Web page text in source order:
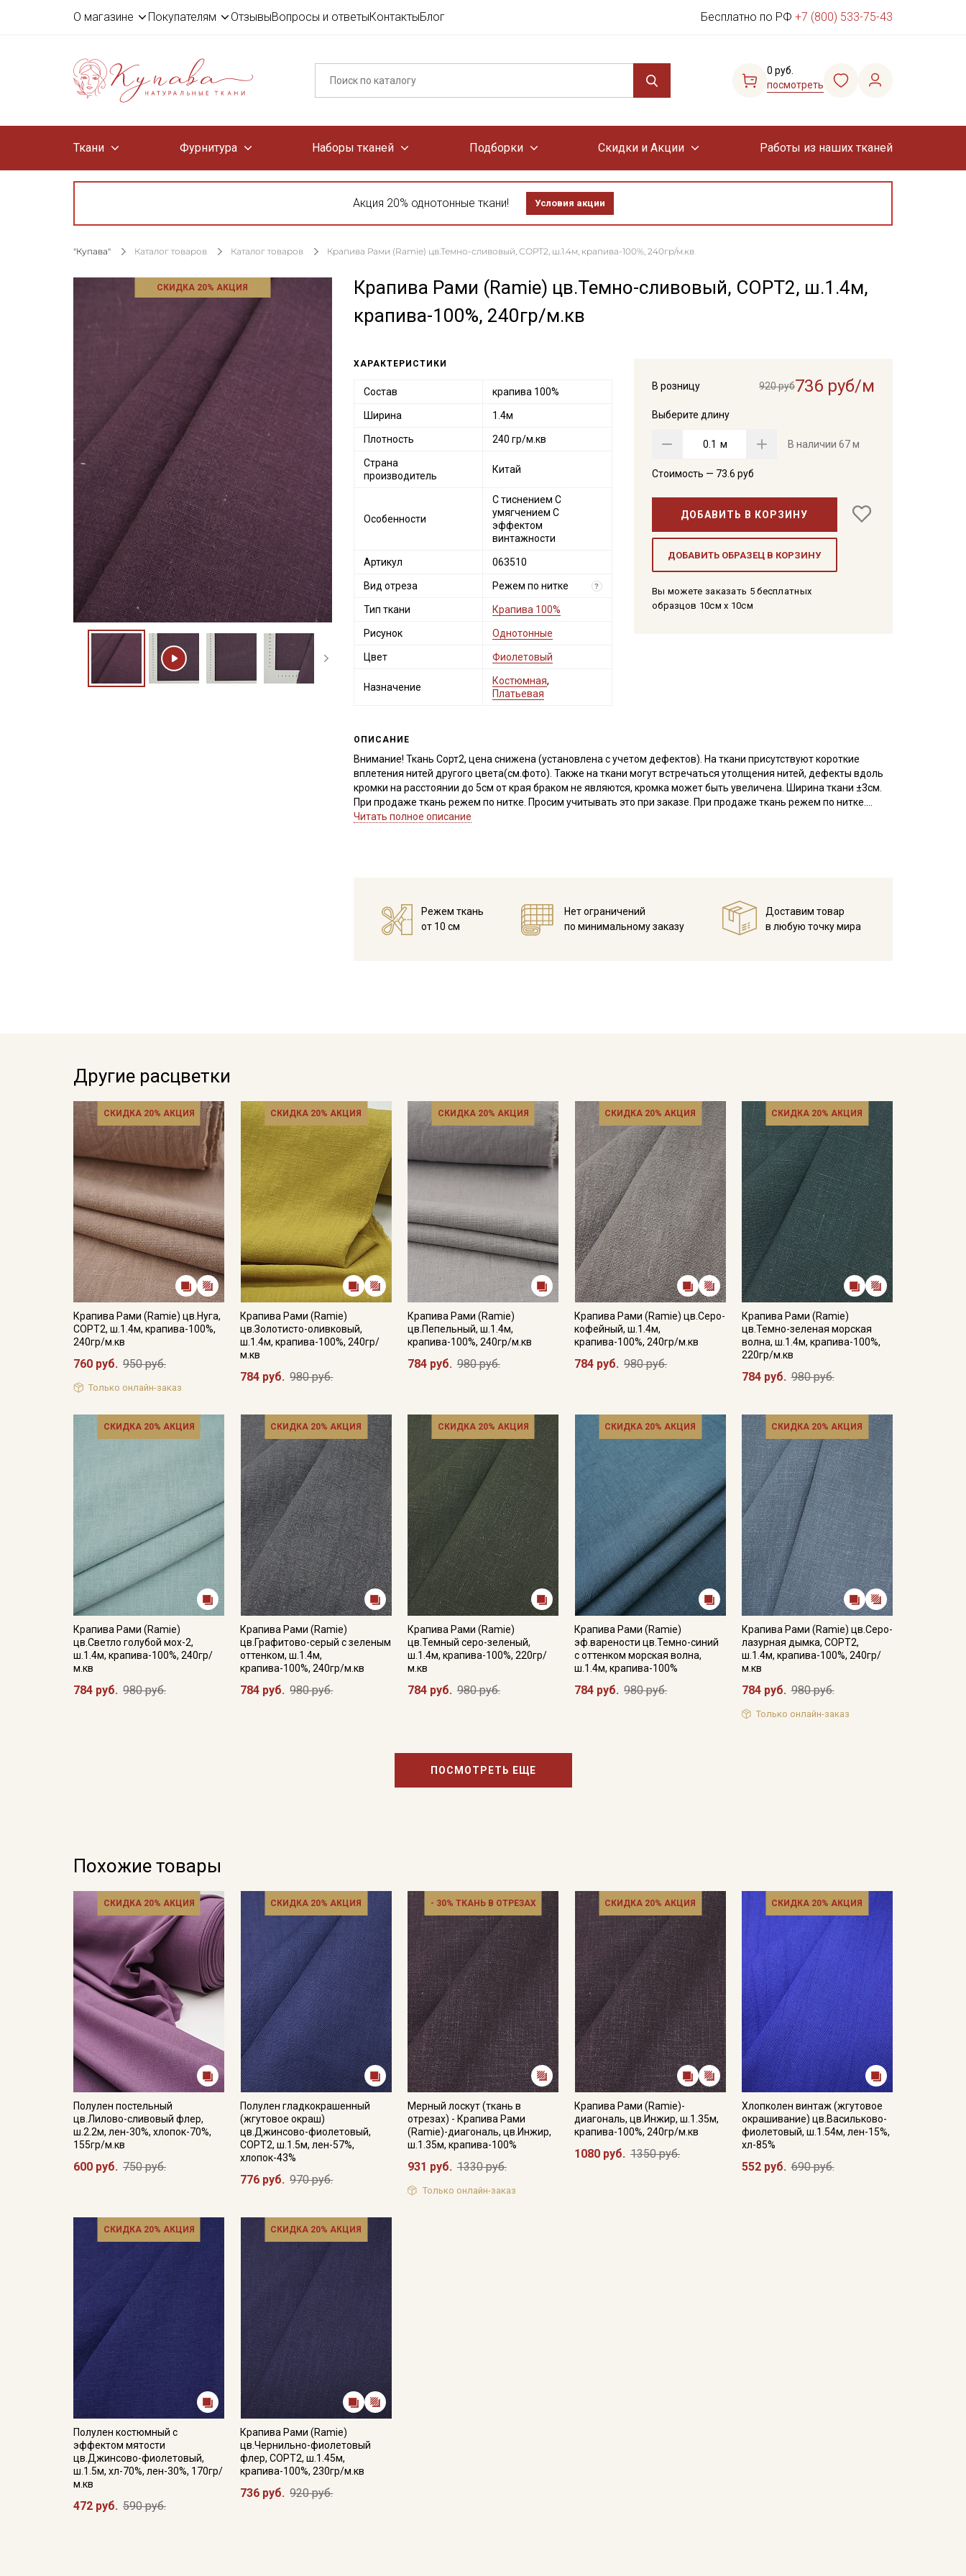
О магазине Покупателям ОтзывыВопросы и ответыКонтактыБлог Бесплатно по РФ +7 (800) 533-75-43
0 руб.
посмотреть
Ткани Фурнитура Наборы тканей Подборки Скидки и Акции Работы из наших тканей
Акция 20% однотонные ткани! Условия акции
"Купава" Каталог товаров Каталог товаров Крапива Рами (Ramie) цв.Темно-сливовый, СОРТ2, ш.1.4м, крапива-100%, 240гр/м.кв
СКИДКА 20% АКЦИЯ
Крапива Рами (Ramie) цв.Темно-сливовый, СОРТ2, ш.1.4м,
крапива-100%, 240гр/м.кв
В розницу 920 руб736 руб/м
Выберите длину
м В наличии 67 м
Стоимость — 73.6 руб
ДОБАВИТЬ В КОРЗИНУ
ДОБАВИТЬ ОБРАЗЕЦ В КОРЗИНУ
Вы можете заказать 5 бесплатных
образцов 10см x 10см
ХАРАКТЕРИСТИКИ
Состав крапива 100%
Ширина 1.4м
Плотность 240 гр/м.кв
Страна
производитель
Китай
Особенности
С тиснением С
умягчением С
эффектом
винтажности
Артикул 063510
Вид отреза Режем по нитке ?
Тип ткани Крапива 100%
Рисунок Однотонные
Цвет Фиолетовый
Назначение
Костюмная,
Платьевая
ОПИСАНИЕ
Внимание! Ткань Сорт2, цена снижена (установлена с учетом дефектов). На ткани присутствуют короткие
вплетения нитей другого цвета(см.фото). Также на ткани могут встречаться утолщения нитей, дефекты вдоль
кромки на расстоянии до 5см от края браком не являются, кромка может быть увеличена. Ширина ткани ±3см.
При продаже ткань режем по нитке. Просим учитывать это при заказе. При продаже ткань режем по нитке.
Просим учитывать это при заказе.
и пластичная, не просвечивает, умягченная, сминаемость средняя, усадка 5%.
Крапива Рами (ramie) великолепно поглощает влагу, тело в ней "дышит", в жару дарит прохладу, а в мороз
тепло, не склонна к гниению, не вызывает аллергии и раздражений кожи, не содержит токсинов, обладает
Читать полное описание
Режем ткань
от 10 см
Нет ограничений
по минимальному заказу
Доставим товар
в любую точку мира
Другие расцветки
СКИДКА 20% АКЦИЯ
Крапива Рами (Ramie) цв.Нуга,
СОРТ2, ш.1.4м, крапива-100%,
240гр/м.кв
760 руб. 950 руб.
Только онлайн-заказ
СКИДКА 20% АКЦИЯ
Крапива Рами (Ramie)
цв.Золотисто-оливковый,
ш.1.4м, крапива-100%, 240гр/
м.кв
784 руб. 980 руб.
СКИДКА 20% АКЦИЯ
Крапива Рами (Ramie)
цв.Пепельный, ш.1.4м,
крапива-100%, 240гр/м.кв
784 руб. 980 руб.
СКИДКА 20% АКЦИЯ
Крапива Рами (Ramie) цв.Серо-
кофейный, ш.1.4м,
крапива-100%, 240гр/м.кв
784 руб. 980 руб.
СКИДКА 20% АКЦИЯ
Крапива Рами (Ramie)
цв.Темно-зеленая морская
волна, ш.1.4м, крапива-100%,
220гр/м.кв
784 руб. 980 руб.
СКИДКА 20% АКЦИЯ
Крапива Рами (Ramie)
цв.Светло голубой мох-2,
ш.1.4м, крапива-100%, 240гр/
м.кв
784 руб. 980 руб.
СКИДКА 20% АКЦИЯ
Крапива Рами (Ramie)
цв.Графитово-серый с зеленым
оттенком, ш.1.4м,
крапива-100%, 240гр/м.кв
784 руб. 980 руб.
СКИДКА 20% АКЦИЯ
Крапива Рами (Ramie)
цв.Темный серо-зеленый,
ш.1.4м, крапива-100%, 220гр/
м.кв
784 руб. 980 руб.
СКИДКА 20% АКЦИЯ
Крапива Рами (Ramie)
эф.варености цв.Темно-синий
с оттенком морская волна,
ш.1.4м, крапива-100%
784 руб. 980 руб.
СКИДКА 20% АКЦИЯ
Крапива Рами (Ramie) цв.Серо-
лазурная дымка, СОРТ2,
ш.1.4м, крапива-100%, 240гр/
м.кв
784 руб. 980 руб.
Только онлайн-заказ
ПОСМОТРЕТЬ ЕЩЕ
Похожие товары
СКИДКА 20% АКЦИЯ
Полулен постельный
цв.Лилово-сливовый флер,
ш.2.2м, лен-30%, хлопок-70%,
155гр/м.кв
600 руб. 750 руб.
СКИДКА 20% АКЦИЯ
Полулен гладкокрашенный
(жгутовое окраш)
цв.Джинсово-фиолетовый,
СОРТ2, ш.1.5м, лен-57%,
хлопок-43%
776 руб. 970 руб.
- 30% ТКАНЬ В ОТРЕЗАХ
Мерный лоскут (ткань в
отрезах) - Крапива Рами
(Ramie)-диагональ, цв.Инжир,
ш.1.35м, крапива-100%
931 руб. 1330 руб.
Только онлайн-заказ
СКИДКА 20% АКЦИЯ
Крапива Рами (Ramie)-
диагональ, цв.Инжир, ш.1.35м,
крапива-100%, 240гр/м.кв
1080 руб. 1350 руб.
СКИДКА 20% АКЦИЯ
Хлопколен винтаж (жгутовое
окрашивание) цв.Васильково-
фиолетовый, ш.1.54м, лен-15%,
хл-85%
552 руб. 690 руб.
СКИДКА 20% АКЦИЯ
Полулен костюмный с
эффектом мятости
цв.Джинсово-фиолетовый,
ш.1.5м, хл-70%, лен-30%, 170гр/
м.кв
472 руб. 590 руб.
СКИДКА 20% АКЦИЯ
Крапива Рами (Ramie)
цв.Чернильно-фиолетовый
флер, СОРТ2, ш.1.45м,
крапива-100%, 230гр/м.кв
736 руб. 920 руб.
Секретная рассылка от
Купава
Мы публикуем здесь дополнительные
промокоды и скидки до 30% на узкие
категории тканей
Электронная почта